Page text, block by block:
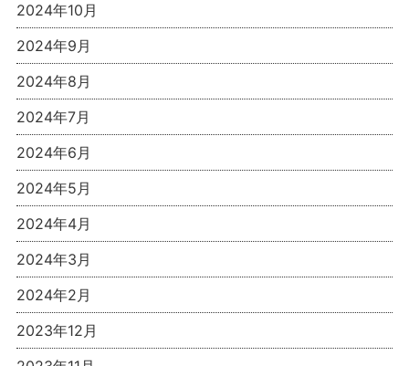
2024年10月
2024年9月
2024年8月
2024年7月
2024年6月
2024年5月
2024年4月
2024年3月
2024年2月
2023年12月